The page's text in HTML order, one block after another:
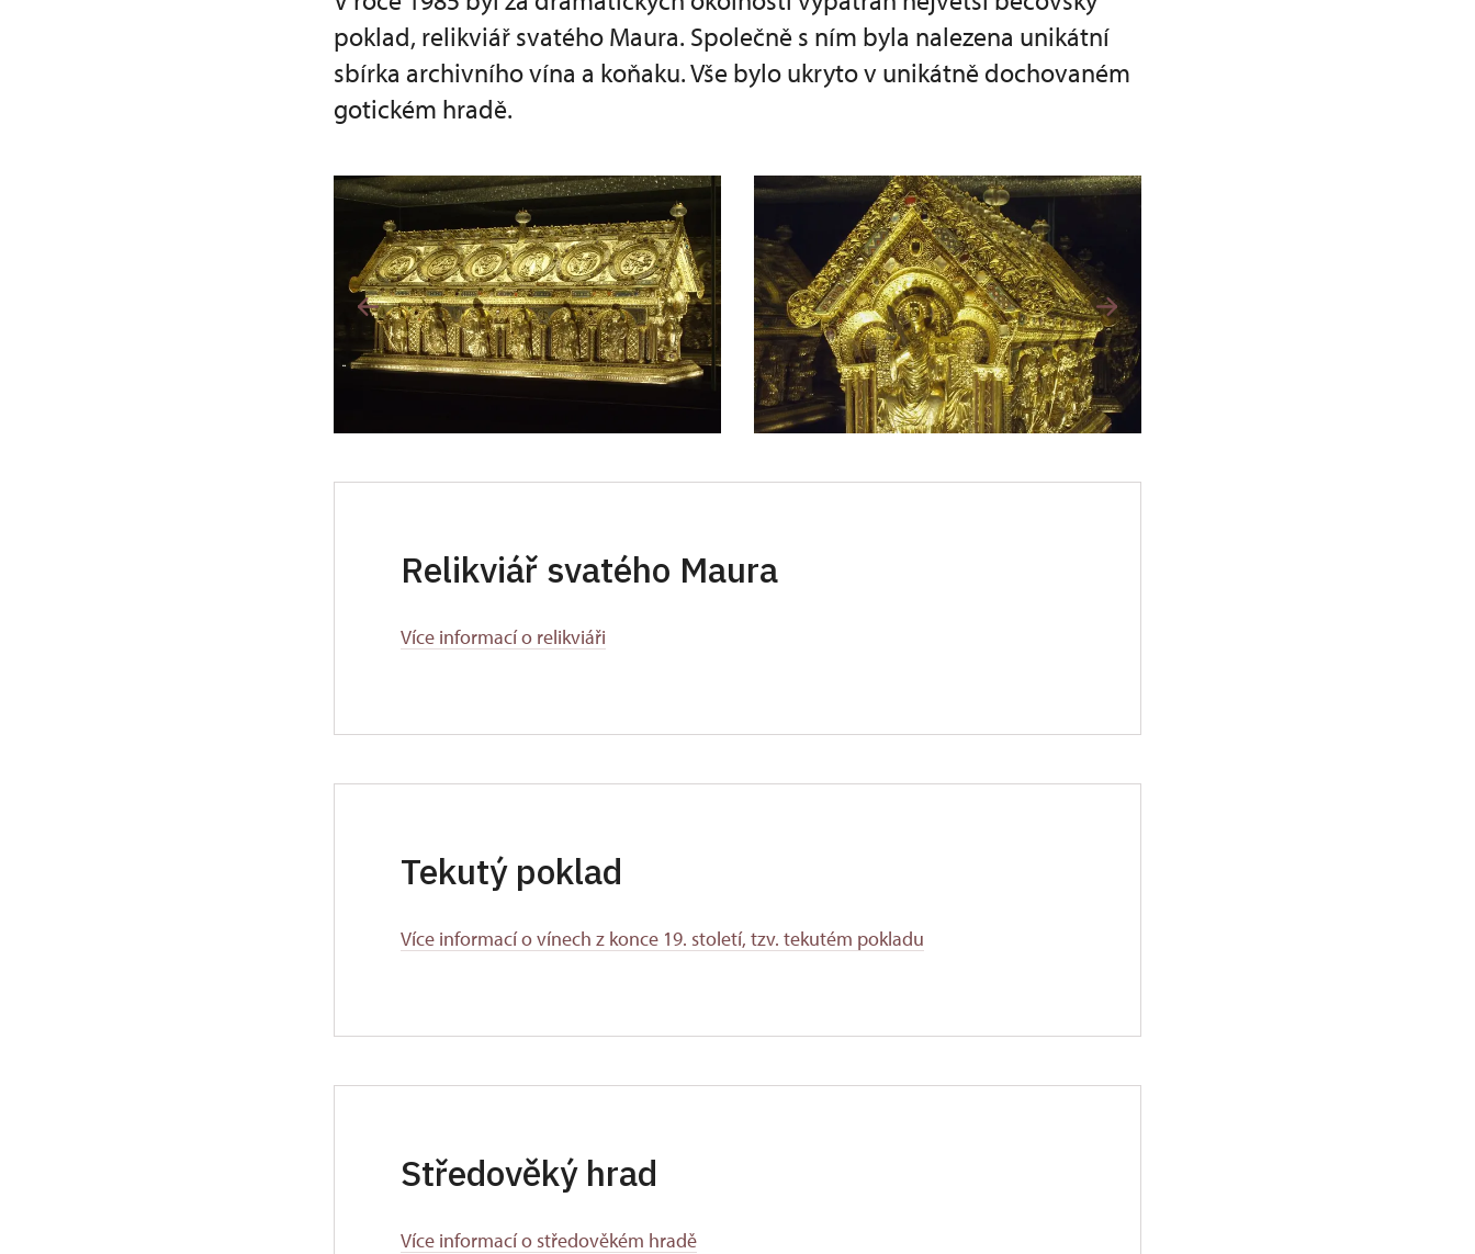
poklad, relikviář svatého Maura. Společně s ním byla nalezena unikátní
sbírka archivního vína a koňaku. Vše bylo ukryto v unikátně dochovaném
gotickém hradě.
Relikviář svatého Maura
Více informací o relikviáři
Tekutý poklad
Více informací o vínech z konce 19. století, tzv. tekutém pokladu
Středověký hrad
Více informací o středověkém hradě